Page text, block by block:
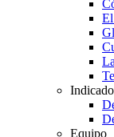
Equipo